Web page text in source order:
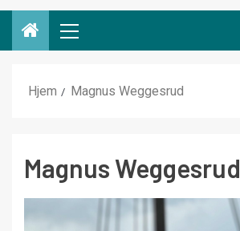
Hjem Magnus Weggesrud
Magnus Weggesrud